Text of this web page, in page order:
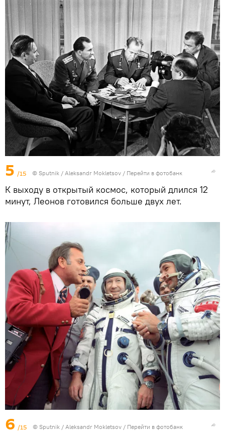
5 /15 © Sputnik / Aleksandr Mokletsov / Перейти в фотобанк
К выходу в открытый космос, который длился 12
минут, Леонов готовился больше двух лет.
6 /15 © Sputnik / Aleksandr Mokletsov / Перейти в фотобанк